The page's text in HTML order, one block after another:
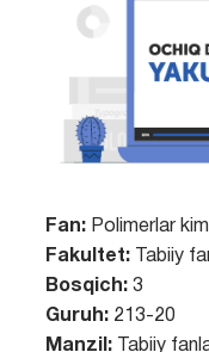
Fan: Polimerlar
Fakultet:Tabiiy
Bosqich:3
Guruh:213-20
Manzil:Tabiiy